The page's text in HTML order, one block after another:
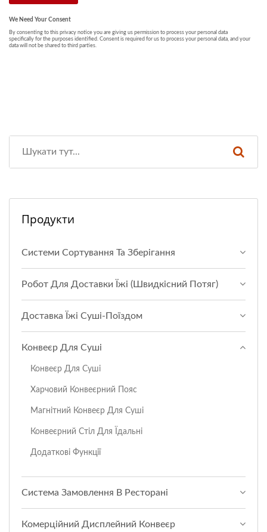
Продукти
Системи Сортування Та Зберігання
Робот Для Доставки Їжі (Швидкісний Потяг)
Доставка Їжі Суші-Поїздом
Конвеєр Для Суші
Конвеєр Для Суші
Харчовий Конвеєрний Пояс
Магнітний Конвеєр Для Суші
Конвеєрний Стіл Для Їдальні
Додаткові Функції
Система Замовлення В Ресторані
Комерційний Дисплейний Конвеєр